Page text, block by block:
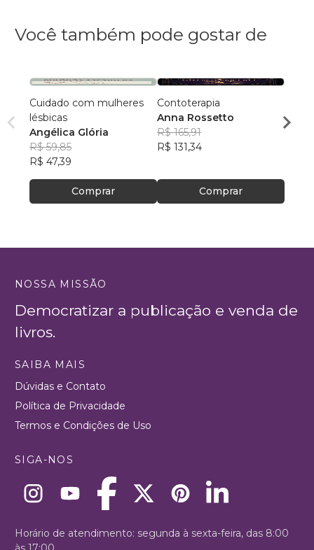
Você também pode gostar de
Cuidado com mulheres
lésbicas
Angélica Glória
R$ 59,85
R$ 47,39
Comprar
Contoterapia
Anna Rossetto
R$ 165,91
R$ 131,34
Comprar
R$
NOSSA MISSÃO
Democratizar a publicação e venda de
livros.
SAIBA MAIS
Dúvidas e Contato
Política de Privacidade
Termos e Condições de Uso
SIGA-NOS
Horário de atendimento: segunda à sexta-feira, das 8:00